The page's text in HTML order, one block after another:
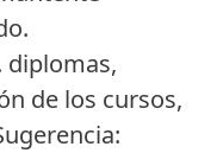
diplomas,
de los cursos,